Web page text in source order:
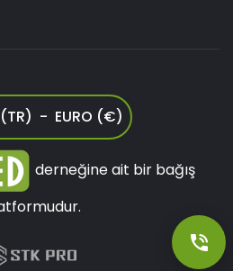
(TR) - EURO (€)
derneğine ait bir bağış